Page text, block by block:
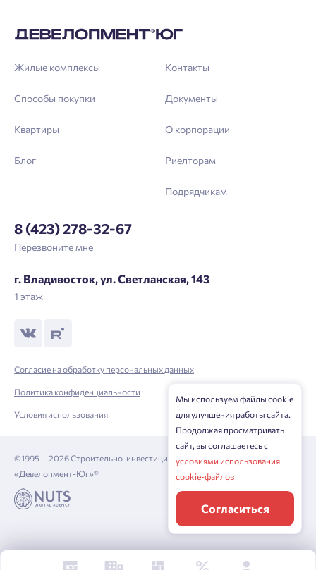
Жилые комплексы
Способы покупки
Квартиры
Блог
Контакты
Документы
О корпорации
Риелторам
Подрядчикам
8 (423) 278-32-67
Перезвоните мне
г. Владивосток, ул. Светланская, 143
1 этаж
Согласие на обработку персональных данных
Политика конфиденциальности
Условия использования
©1995 — 2026 Строительно-инвестиционная корпорация
«Девелопмент-Юг»®
Мы используем файлы cookie
для улучшения работы сайта.
Продолжая просматривать
сайт, вы соглашаетесь с
условиями использования
cookie-файлов
Согласиться